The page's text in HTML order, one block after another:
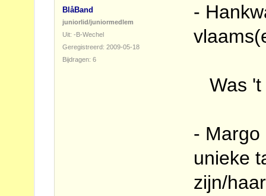
BlåBand
juniorlid/juniormedlem
Uit: -B-Wechel
Geregistreerd: 2009-05-18
Bijdragen: 6
-
Was 't
- Margo
unieke
zijn/